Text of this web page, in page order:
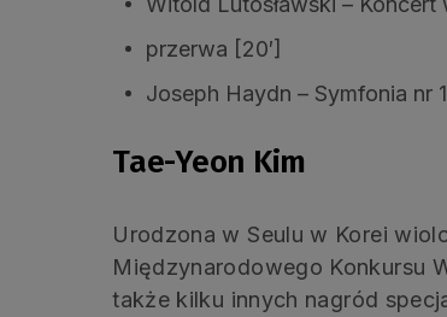
przerwa [20′]
Joseph Haydn – Symfonia nr
Tae-Yeon Kim
Urodzona w Seulu w Korei
Międzynarodowego Konkursu
także kilku innych nagród